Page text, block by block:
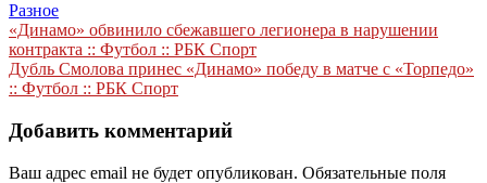
Разное
Навигация
по
записям
«Динамо» обвинило сбежавшего легионера в нарушении
контракта :: Футбол :: РБК Спорт
Дубль Смолова принес «Динамо» победу в матче с «Торпедо»
:: Футбол :: РБК Спорт
Добавить комментарий
Ваш адрес email не будет опубликован. Обязательные поля